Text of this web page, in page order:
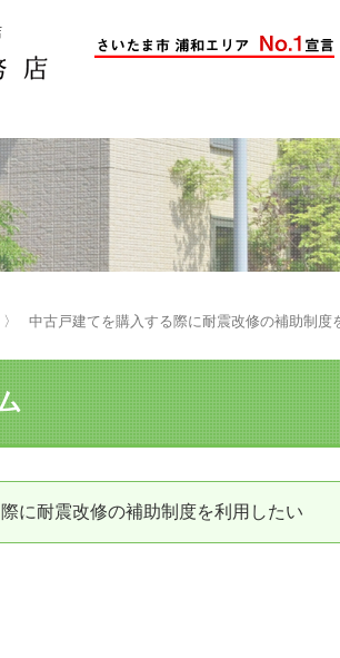
売却活動
はじめての売却
売却前の修繕・リフォーム
購入されたお客様の声
中古だから安心して購入できる仕組み
中古戸建てを購入する際に耐震改修の補助制度
に耐震改修の補助制度を利用したい